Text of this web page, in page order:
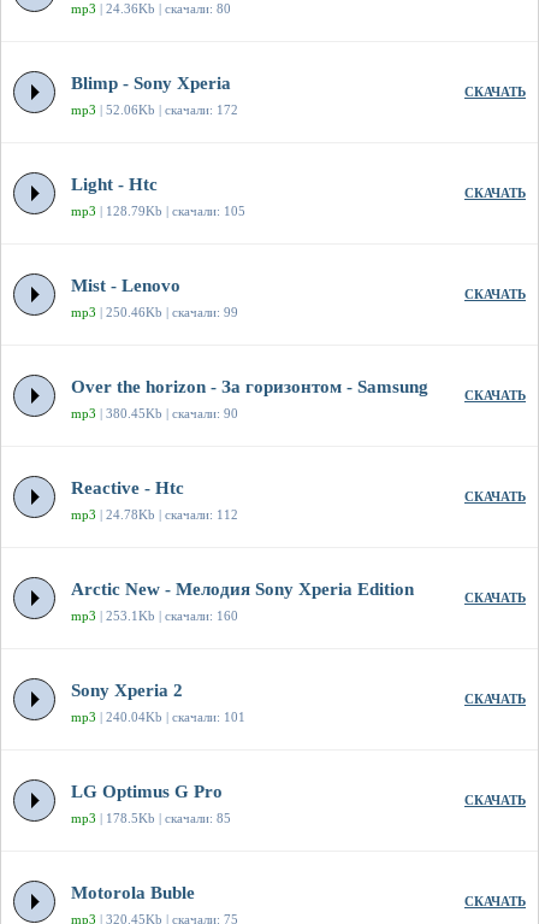
mp3 | 24.36Kb | скачали: 80
Blimp - Sony Xperia
mp3 | 52.06Kb | скачали: 172
СКАЧАТЬ
Light - Htc
mp3 | 128.79Kb | скачали: 105
СКАЧАТЬ
Mist - Lenovo
mp3 | 250.46Kb | скачали: 99
СКАЧАТЬ
Over the horizon - За горизонтом - Samsung
mp3 | 380.45Kb | скачали: 90
СКАЧАТЬ
Reactive - Htc
mp3 | 24.78Kb | скачали: 112
СКАЧАТЬ
Arctic New - Мелодия Sony Xperia Edition
mp3 | 253.1Kb | скачали: 160
СКАЧАТЬ
Sony Xperia 2
mp3 | 240.04Kb | скачали: 101
СКАЧАТЬ
LG Optimus G Pro
mp3 | 178.5Kb | скачали: 85
СКАЧАТЬ
Motorola Buble
mp3 | 320.45Kb | скачали: 75
СКАЧАТЬ